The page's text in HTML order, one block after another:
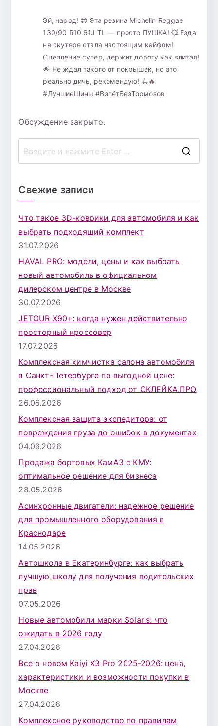
Эй, народ! 😍 Эта резина Michelin Reggae
130/90 R10 61J TL — просто ПУШКА! 💥 Езда
на скутере стала настоящим кайфом!
Сцепление супер, держит дорогу как влитая!
🌟 Не ждал такого от покрышек, но это
реально дичь, рекомендую! 🛴🔥
#ЛучшиеШины #ВзлётБезТормозов
Обсуждение закрыто.
Свежие записи
Что такое 3D-коврики для автомобиля и как
выбрать подходящий комплект
31.07.2026
HAVAL PRO: модели, цены и как выбрать
новый автомобиль в официальном
дилерском центре в Москве
30.07.2026
JETOUR X90+: когда нужен действительно
просторный кроссовер
17.07.2026
Комплексная химчистка салона автомобиля
в Санкт-Петербурге по выгодной цене:
профессиональный подход от ОКЛЕЙКА.ПРО
26.06.2026
Комплексная защита экспедитора: от
повреждения груза до ошибок в документах
04.06.2026
Продажа бортовых КамАЗ с КМУ:
оптимальное решение для бизнеса
28.05.2026
Асинхронные двигатели: надежное решение
для промышленного оборудования в
Краснодаре
14.05.2026
Автошкола в Екатеринбурге: как выбрать
лучшую школу для получения водительских
прав
07.05.2026
Новые автомобили марки Solaris: что
ожидать в 2026 году
27.04.2026
Все о новом Kaiyi X3 Pro 2025-2026: цена,
характеристики и возможности покупки в
Москве
27.04.2026
Комплексное руководство по правилам